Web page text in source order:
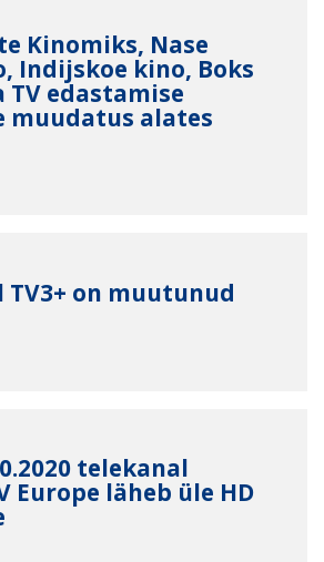
Kinomiks, Nase
Indijskoe kino, Boks
TV edastamise
muudatus alates
on muutunud
telekanal
Europe läheb üle HD